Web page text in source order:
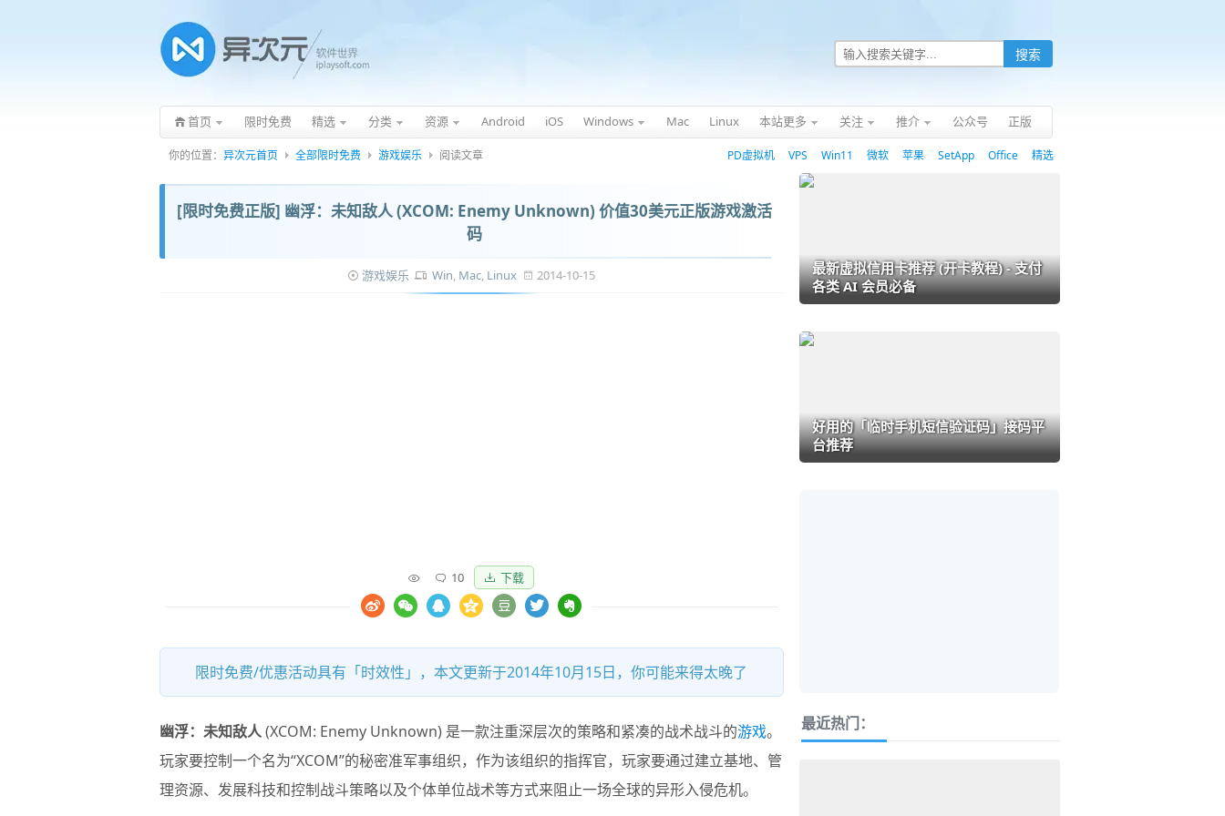
首页 限时免费 精选 分类 资源 Android iOS Windows Mac Linux 本站更多 关注 推介 公众号 正版
你的位置： 异次元首页 全部限时免费 游戏娱乐 阅读文章 PD虚拟机 VPS Win11 微软 苹果 SetApp Office 精选
[限时免费正版] 幽浮：未知敌人 (XCOM: Enemy Unknown) 价值30美元正版游戏激活
码
游戏娱乐 Win, Mac, Linux 2014-10-15
10 下载
限时免费/优惠活动具有「时效性」，本文更新于2014年10月15日，你可能来得太晚了
幽浮：未知敌人(XCOM: Enemy Unknown) 是一款注重深层次的策略和紧凑的战术战斗的游戏。
玩家要控制一个名为“XCOM”的秘密准军事组织，作为该组织的指挥官，玩家要通过建立基地、管
理资源、发展科技和控制战斗策略以及个体单位战术等方式来阻止一场全球的异形入侵危机。
最新虚拟信用卡推荐 (开卡教程) - 支付
各类 AI 会员必备
好用的「临时手机短信验证码」接码平
台推荐
最近热门：